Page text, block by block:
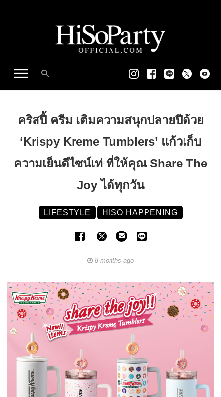
คริสปี้ ครีม เติมความสนุกปลายปีด้วย
‘Krispy Kreme Tumblers’ แก้วเก็บ
ความเย็นดีไซน์เท่ ที่ให้คุณ Share The
Joy ได้ทุกวัน
LIFESTYLE HISO HAPPENING
8 months ago